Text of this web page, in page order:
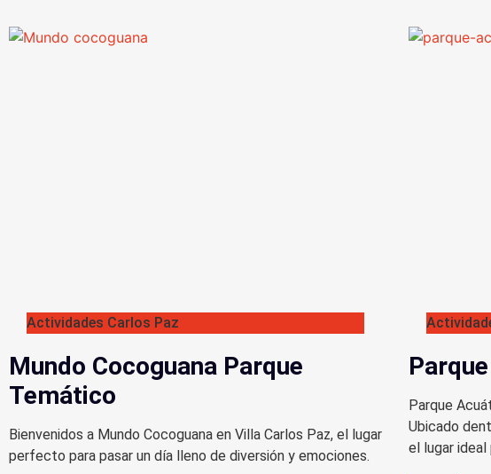
Actividades Carlos Paz
Mundo Cocoguana Parque
Temático
Bienvenidos a Mundo Cocoguana en Villa Carlos Paz, el lugar
perfecto para pasar un día lleno de diversión y emociones.
Parque
Ubicado
el lugar ideal